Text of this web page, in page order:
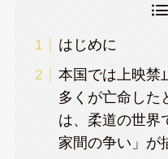
はじめに
本国では上映禁
多くが亡命した
は、柔道の世界
家間の争い」が